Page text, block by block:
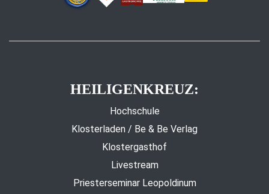
HEILIGENKREUZ:
Hochschule
Klosterladen / Be & Be Verlag
Klostergasthof
Livestream
Priesterseminar Leopoldinum